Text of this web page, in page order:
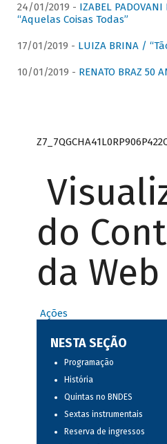
24/01/2019 - IZABEL PADOVANI
“Aquelas Coisas Todas”
17/01/2019 - LUIZA BRINA /
10/01/2019 - RENATO BRAZ 50
do
da Web
Ações
NESTA SEÇÃO
Programação
História
Quintas no BNDES
Sextas instrumentais
Reserva de ingressos